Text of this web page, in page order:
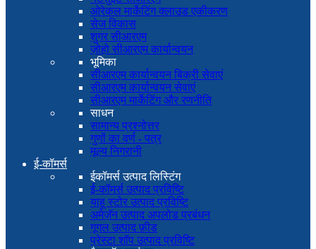
ओरेकल मार्केटिंग क्लाउड एकीकरण
सेज विकास
शुगर सीआरएम
ज़ोहो सीआरएम कार्यान्वयन
भूमिका
सीआरएम कार्यान्वयन बिक्री सेवाएं
सीआरएम कार्यान्वयन सेवाएं
सीआरएम मार्केटिंग और रणनीति
साधन
सामान्य प्रश्नोत्तर
गुणों का वर्ण - पत्र
मूल्य निगरानी
ई-कॉमर्स
ईकॉमर्स उत्पाद लिस्टिंग
ई-कॉमर्स उत्पाद प्रविष्टि
याहू स्टोर उत्पाद प्रविष्टि
अमेज़ॅन उत्पाद अपलोड प्रबंधन
गूगल उत्पाद फ़ीड
प्रेस्टा शॉप उत्पाद प्रविष्टि